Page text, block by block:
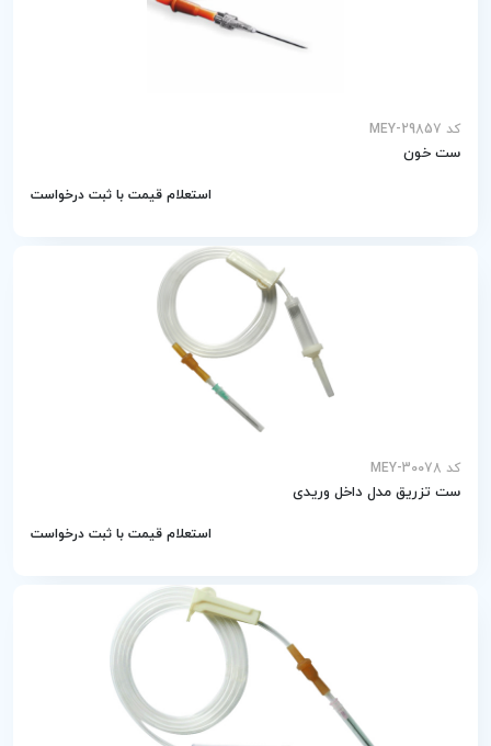
کد MEY-29857
ست خون
استعلام قیمت با ثبت درخواست
کد MEY-30078
ست تزریق مدل داخل وریدی
استعلام قیمت با ثبت درخواست